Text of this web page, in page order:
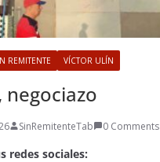
REMITENTE VÍCTOR ULÍN
SinRemitenteTab 0 Comments
redes sociales: